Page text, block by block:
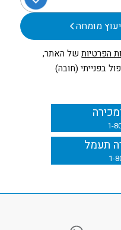
מומחה
הפרטיותשל האתר,
בפנייתי (חובה)
1-
תעמל
1-